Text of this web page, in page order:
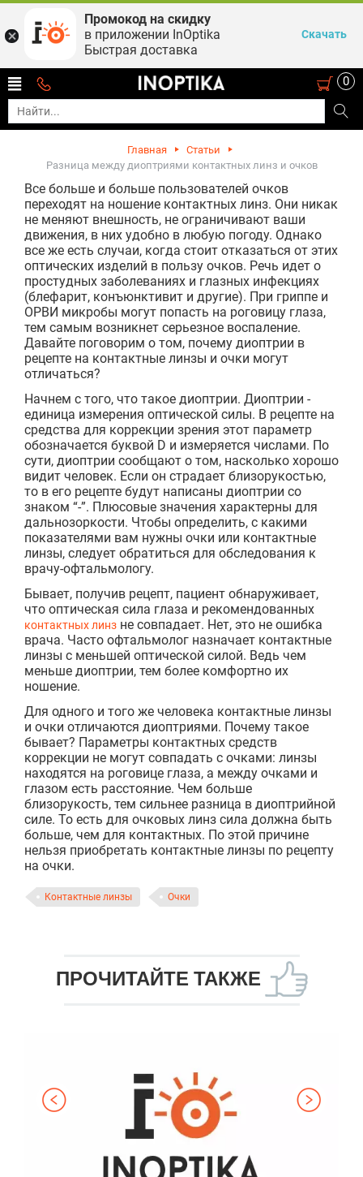
0
Главная
Статьи
Разница между диоптриями контактных линз и очков
Все больше и больше пользователей очков
переходят на ношение контактных линз. Они никак
не меняют внешность, не ограничивают ваши
движения, в них удобно в любую погоду. Однако
все же есть случаи, когда стоит отказаться от этих
оптических изделий в пользу очков. Речь идет о
простудных заболеваниях и глазных инфекциях
(блефарит, конъюнктивит и другие). При гриппе и
ОРВИ микробы могут попасть на роговицу глаза,
тем самым возникнет серьезное воспаление.
Давайте поговорим о том, почему диоптрии в
рецепте на контактные линзы и очки могут
отличаться?
Начнем с того, что такое диоптрии. Диоптрии -
единица измерения оптической силы. В рецепте на
средства для коррекции зрения этот параметр
обозначается буквой D и измеряется числами. По
сути, диоптрии сообщают о том, насколько хорошо
видит человек. Если он страдает близорукостью,
то в его рецепте будут написаны диоптрии со
знаком “-”. Плюсовые значения характерны для
дальнозоркости. Чтобы определить, с какими
показателями вам нужны очки или контактные
линзы, следует обратиться для обследования к
врачу-офтальмологу.
Бывает, получив рецепт, пациент обнаруживает,
что оптическая сила глаза и рекомендованных
контактных линз не совпадает. Нет, это не ошибка
врача. Часто офтальмолог назначает контактные
линзы с меньшей оптической силой. Ведь чем
меньше диоптрии, тем более комфортно их
ношение.
Для одного и того же человека контактные линзы
и очки отличаются диоптриями. Почему такое
бывает? Параметры контактных средств
коррекции не могут совпадать с очками: линзы
находятся на роговице глаза, а между очками и
глазом есть расстояние. Чем больше
близорукость, тем сильнее разница в диоптрийной
силе. То есть для очковых линз сила должна быть
больше, чем для контактных. По этой причине
нельзя приобретать контактные линзы по рецепту
на очки.
Контактные линзы Очки
ПРОЧИТАЙТЕ ТАКЖЕ
Промокод на скидку
в приложении InOptika
Быстрая доставка
Скачать